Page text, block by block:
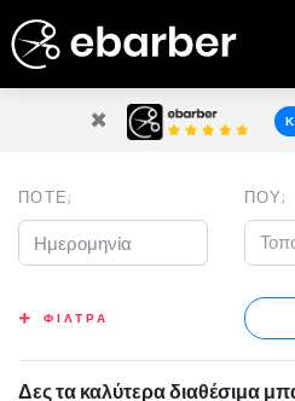
×
ΠΟΤΕ; ΠΟΥ;
ΦΙΛΤΡΑ
Δες τα καλύτερα διαθέσιμα